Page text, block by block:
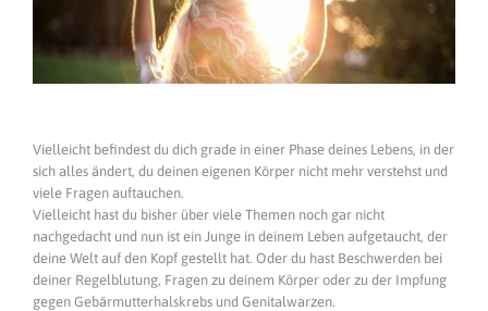
Vielleicht befindest du dich grade in einer Phase deines Lebens, in der
sich alles ändert, du deinen eigenen Körper nicht mehr verstehst und
viele Fragen auftauchen.
Vielleicht hast du bisher über viele Themen noch gar nicht
nachgedacht und nun ist ein Junge in deinem Leben aufgetaucht, der
deine Welt auf den Kopf gestellt hat. Oder du hast Beschwerden bei
deiner Regelblutung, Fragen zu deinem Körper oder zu der Impfung
gegen Gebärmutterhalskrebs und Genitalwarzen.